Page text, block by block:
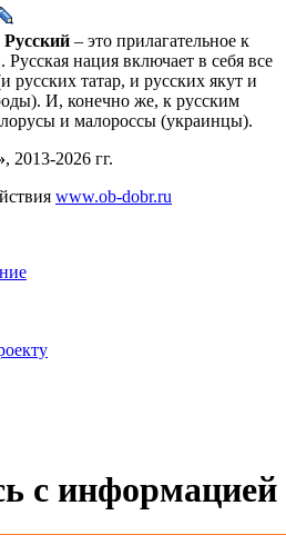
Русский – это прилагательное к
нация включает в себя все
татар, и русских якут и
И, конечно же, к русским
и малороссы (украинцы).
, 2013-2026 гг.
www.ob-dobr.ru
с информацией